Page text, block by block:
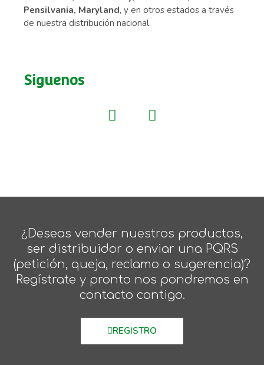
Pensilvania, Maryland, y en otros estados a través
de nuestra distribución nacional.
Siguenos
¿Deseas vender nuestros productos,
ser distribuidor o enviar una PQRS
(petición, queja, reclamo o sugerencia)?
Regístrate y pronto nos pondremos en
contacto contigo.
REGISTRO